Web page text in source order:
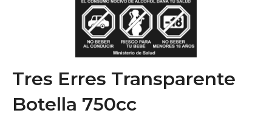
Tres Erres Transparente
Botella 750cc